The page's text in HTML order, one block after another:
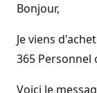
Bonjour,
Je viens
365 Personnel
Voici le